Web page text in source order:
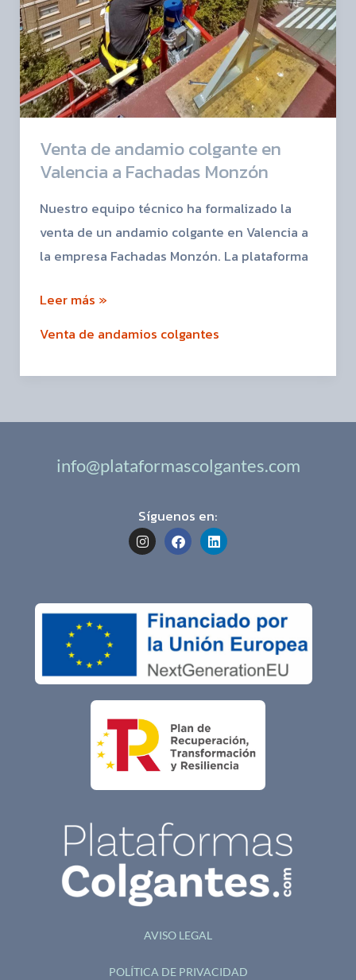
Venta de andamio colgante en
Valencia a Fachadas Monzón
Nuestro equipo técnico ha formalizado la
venta de un andamio colgante en Valencia a
la empresa Fachadas Monzón. La plataforma
Leer más »
Venta de andamios colgantes
info@plataformascolgantes.com
Síguenos en:
I
n
s
g
a
m
F
a
c
o
o
k
L
i
n
d
i
n
AVISO LEGAL
POLÍTICA DE PRIVACIDAD